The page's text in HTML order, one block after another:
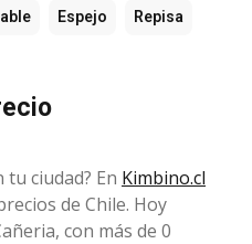
Espejo Repisa
tu ciudad? En Kimbino.cl
de Chile. Hoy
con más de 0